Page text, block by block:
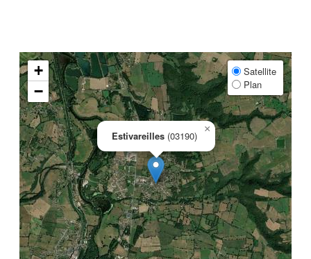
Estivareilles (03190)
×
+
−
Satellite
Plan